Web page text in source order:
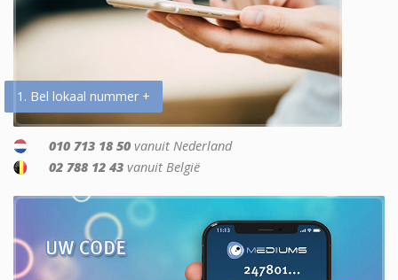
1. Bel lokaal nummer +
010 713 18 50 vanuit Nederland
02 788 12 43 vanuit België